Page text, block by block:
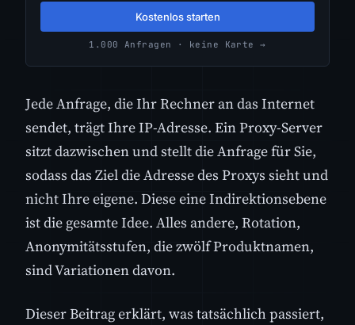
Kostenlos starten
1.000 Anfragen · keine Karte →
Jede Anfrage, die Ihr Rechner an das Internet
sendet, trägt Ihre IP-Adresse. Ein Proxy-Server
sitzt dazwischen und stellt die Anfrage für Sie,
sodass das Ziel die Adresse des Proxys sieht und
nicht Ihre eigene. Diese eine Indirektionsebene
ist die gesamte Idee. Alles andere, Rotation,
Anonymitätsstufen, die zwölf Produktnamen,
sind Variationen davon.
Dieser Beitrag erklärt, was tatsächlich passiert,